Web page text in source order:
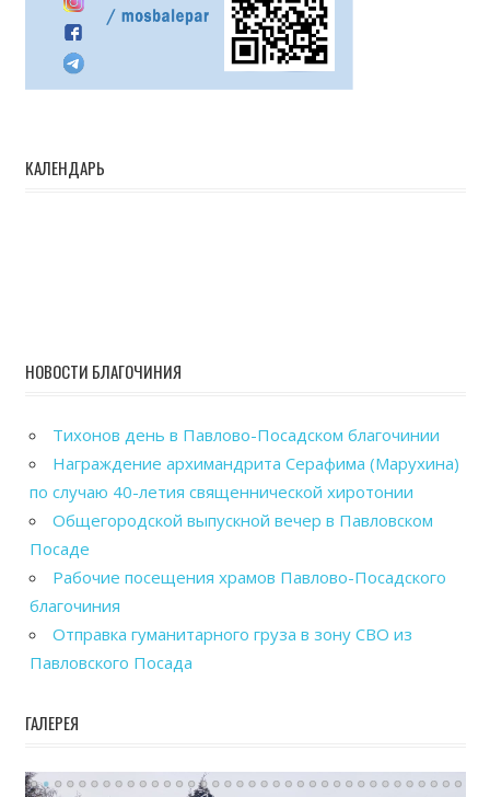
КАЛЕНДАРЬ
НОВОСТИ БЛАГОЧИНИЯ
Тихонов день в Павлово-Посадском благочинии
Награждение архимандрита Серафима (Марухина)
по случаю 40-летия священнической хиротонии
Общегородской выпускной вечер в Павловском
Посаде
Рабочие посещения храмов Павлово-Посадского
благочиния
Отправка гуманитарного груза в зону СВО из
Павловского Посада
ГАЛЕРЕЯ